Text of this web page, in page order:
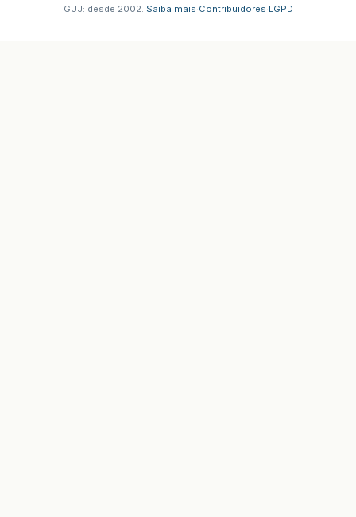
GUJ: desde 2002. Saiba mais Contribuidores LGPD